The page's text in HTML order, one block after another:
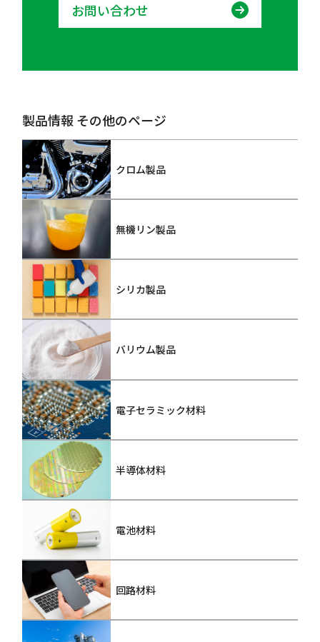
お問い合わせ
製品情報 その他のページ
クロム製品
無機リン製品
シリカ製品
バリウム製品
電子セラミック材料
半導体材料
電池材料
回路材料